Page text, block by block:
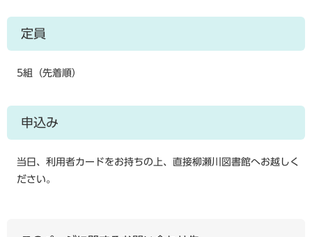
定員
5組（先着順）
申込み
当日、利用者カードをお持ちの上、直接柳瀬川図書館へお越しく
ださい。